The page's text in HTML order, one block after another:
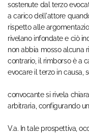
sostenute dal terzo
a carico dell'attore
rispetto alle
rivelano infondate e ciò
non abbia mosso alcuna
contrario, il rimborso è a
evocare il terzo in causa,
convocante si rivela
arbitraria, configurando
V.a. In tale prospettiva,